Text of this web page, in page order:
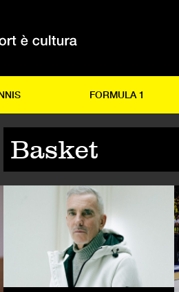
FORMULA 1
Basket